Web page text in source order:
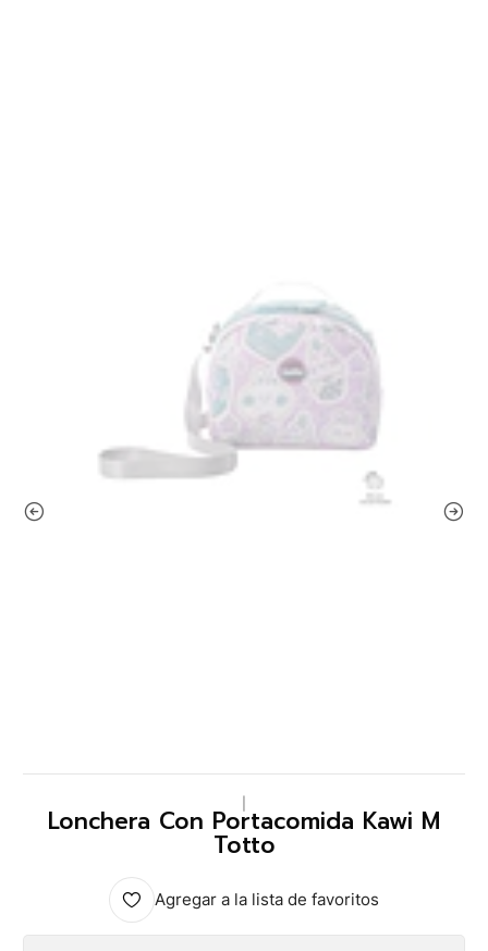
Lonchera Con Portacomida Kawi M
Totto
Agregar a la lista de favoritos